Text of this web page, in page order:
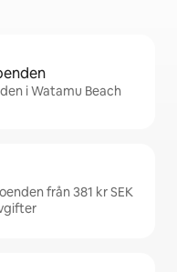
i Watamu Beach
från 381 kr SEK